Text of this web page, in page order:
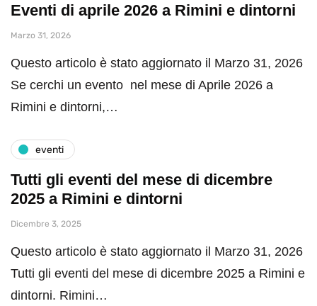
Eventi di aprile 2026 a Rimini e dintorni
Marzo 31, 2026
Questo articolo è stato aggiornato il Marzo 31, 2026
Se cerchi un evento nel mese di Aprile 2026 a
Rimini e dintorni,…
eventi
Tutti gli eventi del mese di dicembre
2025 a Rimini e dintorni
Dicembre 3, 2025
Questo articolo è stato aggiornato il Marzo 31, 2026
Tutti gli eventi del mese di dicembre 2025 a Rimini e
dintorni. Rimini…